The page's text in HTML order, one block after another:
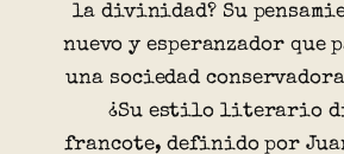
la divinidad? Su
nuevo y esperanzador que
una sociedad
¿Su estilo literario
francote, definido por